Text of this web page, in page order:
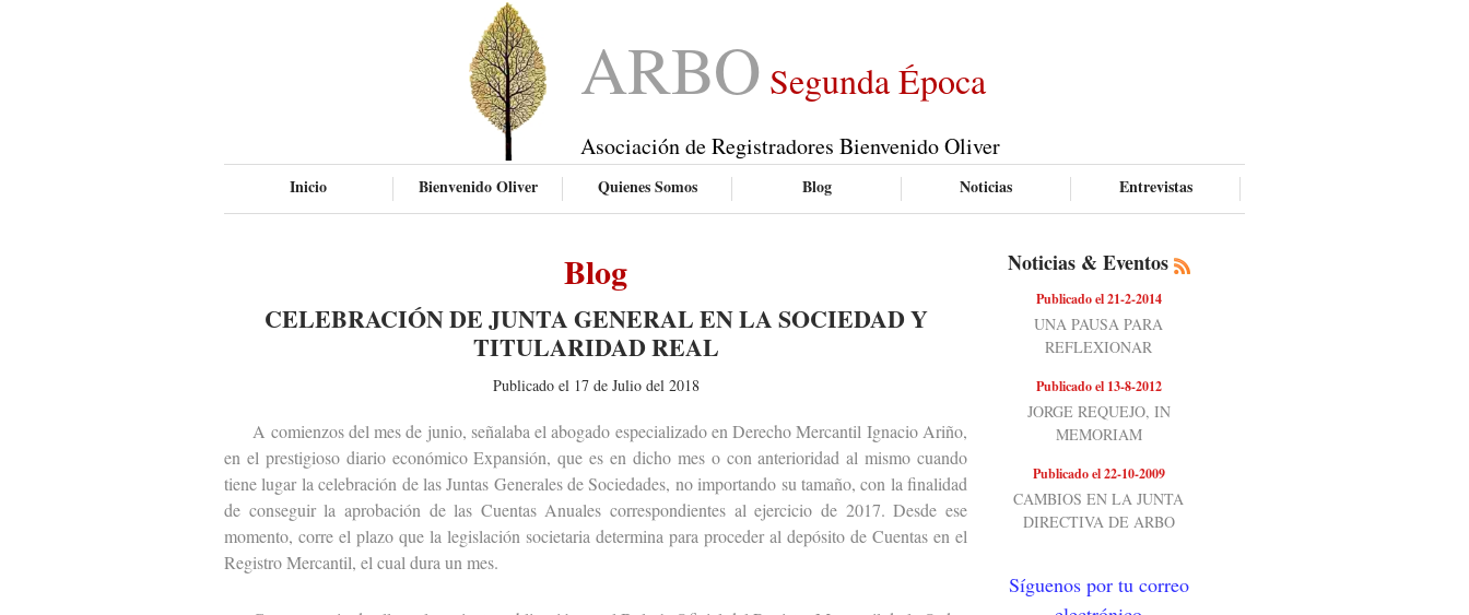
ARBO Segunda Época
Asociación de Registradores Bienvenido Oliver
Inicio Bienvenido Oliver Quienes Somos Blog Noticias Entrevistas
Blog
CELEBRACIÓN DE JUNTA GENERAL EN LA SOCIEDAD Y
TITULARIDAD REAL
Publicado el 17 de Julio del 2018
A comienzos del mes de junio, señalaba el abogado especializado en Derecho Mercantil Ignacio Ariño,
en el prestigioso diario económico Expansión, que es en dicho mes o con anterioridad al mismo cuando
tiene lugar la celebración de las Juntas Generales de Sociedades, no importando su tamaño, con la finalidad
de conseguir la aprobación de las Cuentas Anuales correspondientes al ejercicio de 2017. Desde ese
momento, corre el plazo que la legislación societaria determina para proceder al depósito de Cuentas en el
Registro Mercantil, el cual dura un mes.
Noticias & Eventos
Publicado el 21-2-2014
UNA PAUSA PARA
REFLEXIONAR
Publicado el 13-8-2012
JORGE REQUEJO, IN
MEMORIAM
Publicado el 22-10-2009
CAMBIOS EN LA JUNTA
DIRECTIVA DE ARBO
Síguenos por tu correo